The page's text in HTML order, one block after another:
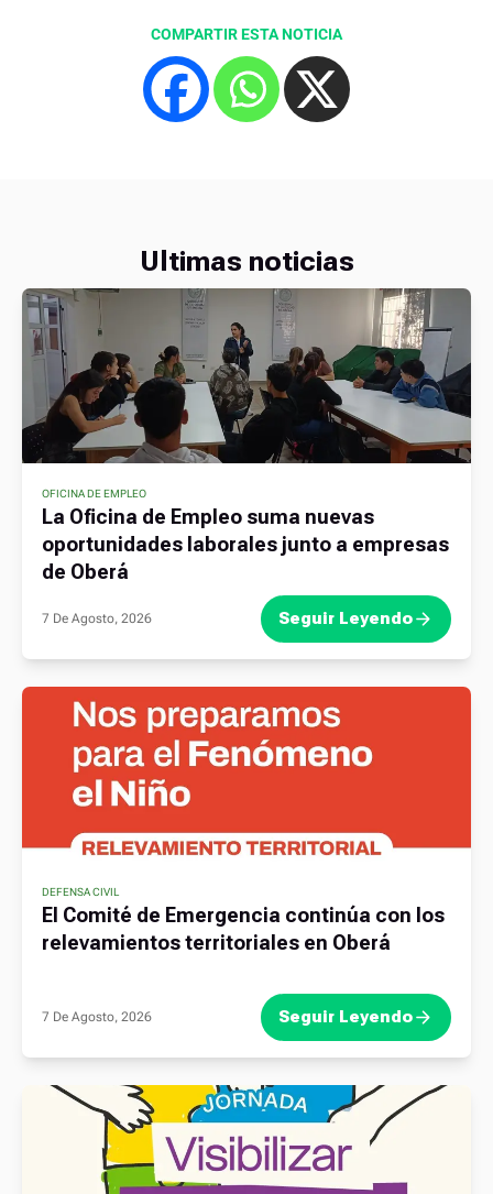
COMPARTIR ESTA NOTICIA
Ultimas noticias
OFICINA DE EMPLEO
La Oficina de Empleo suma nuevas
oportunidades laborales junto a empresas
de Oberá
7 De Agosto, 2026 Seguir Leyendo
DEFENSA CIVIL
El Comité de Emergencia continúa con los
relevamientos territoriales en Oberá
7 De Agosto, 2026 Seguir Leyendo